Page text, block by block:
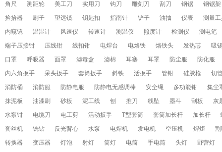
角尺
测距轮 美工刀 实用刀 钩刀 雕刻刀 刮刀 钢锯
钢锯架
捡拾器
刷子 望远镜 钥匙扣 指南针 铲子 油抽 仪表
测量
内窥镜
温湿计 风速仪 转速计 测温仪 照度计 检测仪
测电笔
端子压接钳
压线钳 线扣钳 电焊台 电烙铁 烙铁头 发热芯
吸
口罩
呼吸器 面罩 滤毒盒 滤棉 耳塞 耳罩 防尘服
防化服
内六角扳手
呆头扳手 套筒扳手 斜铁 活扳手 管钳 硅胶枪
切
消防桶
消防服 防静电服 防静电无感调棒 安全绳 多功能钳
集尘
抹泥板
油漆刷 砂板 泥工线 刨 推刀 线坠 墨斗 刮板
灰
水泵钳
电缆刀 电工剪 活动扳手 T型套筒 套筒加长杆 加长杆
套丝机
铣钻 反光背心 水泵 电焊机 发电机 空压机 焊炬
转换器
变压器 灯泡 射灯 筒灯 电筒 手电筒 头灯
野营灯